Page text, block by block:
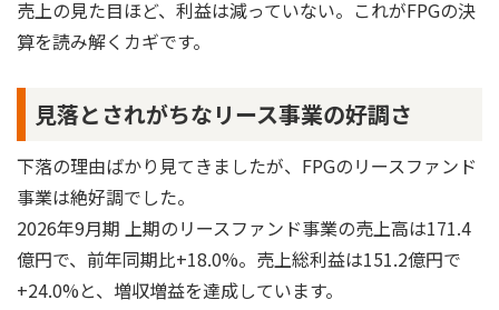
売上の見た目ほど、利益は減っていない。これがFPGの決
算を読み解くカギです。
見落とされがちなリース事業の好調さ
下落の理由ばかり見てきましたが、FPGのリースファンド
事業は絶好調でした。
2026年9月期 上期のリースファンド事業の売上高は171.4
億円で、前年同期比+18.0%。売上総利益は151.2億円で
+24.0%と、増収増益を達成しています。